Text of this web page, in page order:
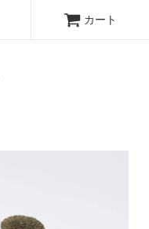
カート